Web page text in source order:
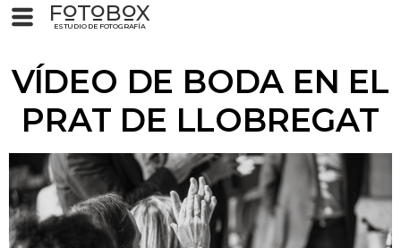
FOTOBOX
ESTUDIO DE FOTOGRAFÍA
VÍDEO DE BODA EN EL
PRAT DE LLOBREGAT